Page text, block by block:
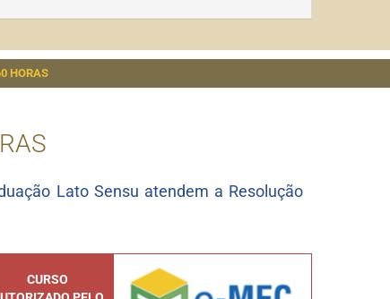
HORAS
Lato Sensu atendem a Resolução
CURSO